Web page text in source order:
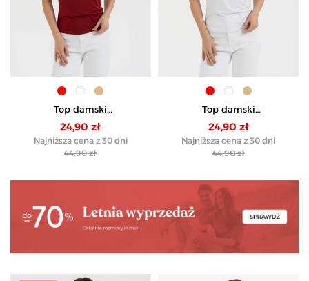
Top damski
dwuwarstwowy na
ramiączkach - CZERWONY
24,90 zł
Najniższa cena z 30 dni
44,90 zł
Top damski
dwuwarstwowy na
ramiączkach - BIAŁY
24,90 zł
Najniższa cena z 30 dni
44,90 zł